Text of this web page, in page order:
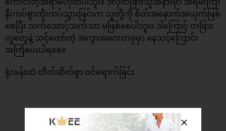
နီးကပ်စွာတိုးကပ်သွားခြင်းက သူတို့ကို စိတ်အနှောက်အယှက်ဖြစ်
စေပြီး သက်သောင့်သက်သာ မဖြစ်စေပါဘူး။ ဒါကြောင့် တခြား
လူတွေနဲ့ သင့်တော်တဲ့ အကွာအဝေးတခုမှာ နေသင့်ကြောင်း
အကြံပေးပါရစေ။
ရုံးခန်းထဲ တိတ်ဆိက်စွာ ဝင်ရောက်ခြင်း